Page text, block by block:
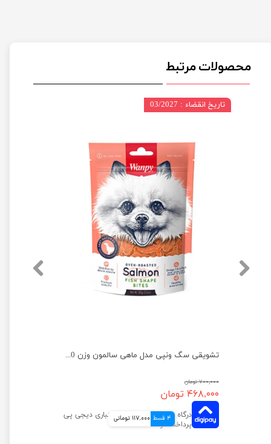
محصولات مرتبط
تشویقی سگ ونپی مدل ماهی سالمون وزن 100 گرم
۷۰۰,۰۰۰ تومان
۴۶۸,۰۰۰ تومان
4 قسط 117,000 تومانی
تاریخ انقضاء : 03/2027